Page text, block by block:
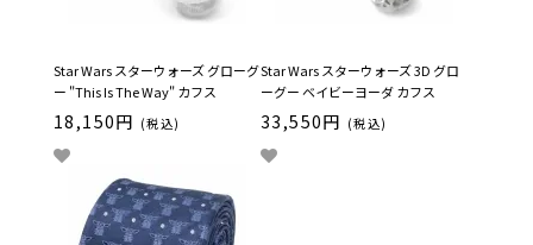
Star Wars スターウォーズ グローグ
ー "This Is The Way" カフス
18,150円 (税込)
Star Wars スターウォーズ 3D グロ
ーグー ベイビーヨーダ カフス
33,550円 (税込)